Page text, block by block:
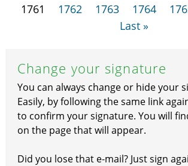
1761
1762 1763 1764
Last »
Change your signature
You can always change or hide your
Easily, by following the same link
to confirm your signature. You will
on the page that will appear.
Did you lose that e-mail? Just sign